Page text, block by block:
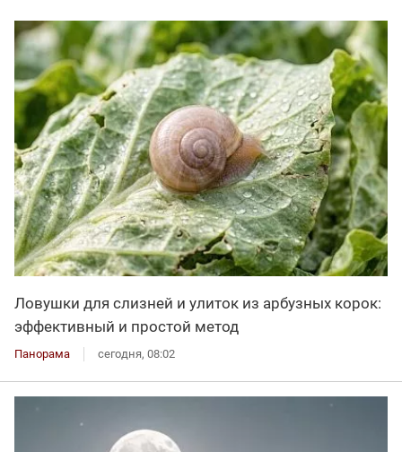
Ловушки для слизней и улиток из арбузных корок:
эффективный и простой метод
Панорама сегодня, 08:02